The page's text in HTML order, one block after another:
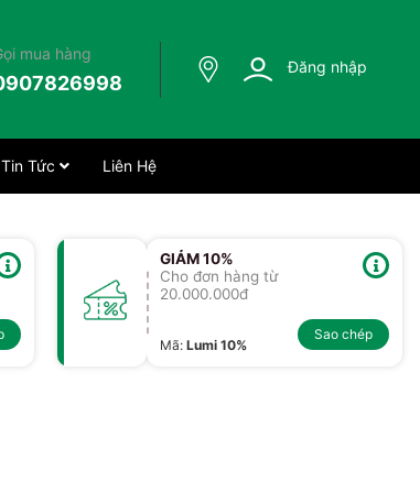
mua hàng
Đăng nhập
Tin Tức Liên Hệ
GIẢM 10%
Cho đơn hàng từ
20.000.000đ
Mã: Lumi 10%
Sao chép